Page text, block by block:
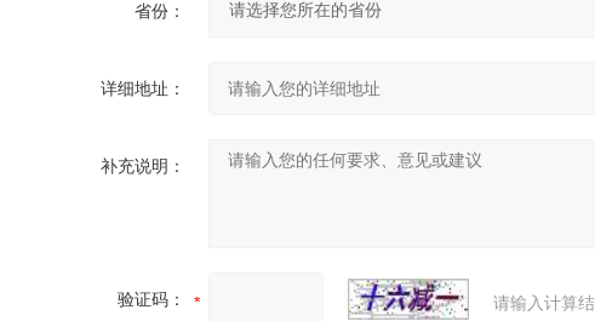
省份：
详细地址：
补充说明：
验证码： 请输入计算